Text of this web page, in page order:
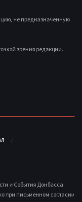
не предназначенную
зрения редакции.
и События Донбасса.
при письменном согласии